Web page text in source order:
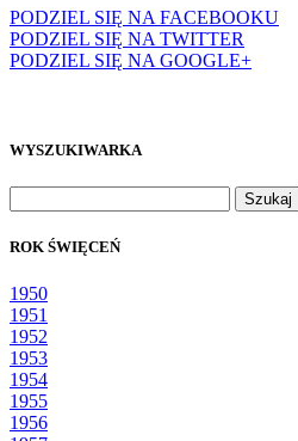
PODZIEL SIĘ NA FACEBOOKU
PODZIEL SIĘ NA TWITTER
PODZIEL SIĘ NA GOOGLE+
WYSZUKIWARKA
ROK ŚWIĘCEŃ
1950
1951
1952
1953
1954
1955
1956